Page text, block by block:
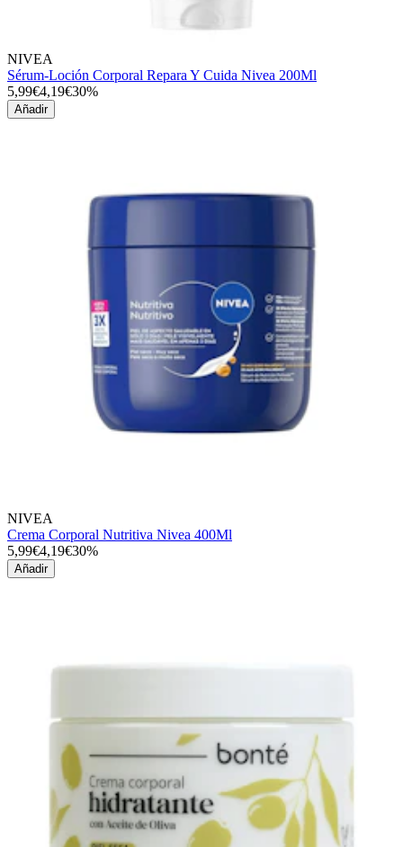
NIVEA
Sérum-Loción Corporal Repara Y Cuida Nivea 200Ml
5,99€4,19€30%
Añadir
NIVEA
Crema Corporal Nutritiva Nivea 400Ml
5,99€4,19€30%
Añadir